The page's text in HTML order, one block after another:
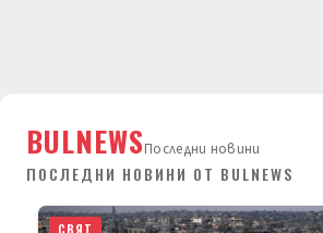
BULNEWSПоследни новини
ПОСЛЕДНИ НОВИНИ ОТ BULNEWS
СВЯТ